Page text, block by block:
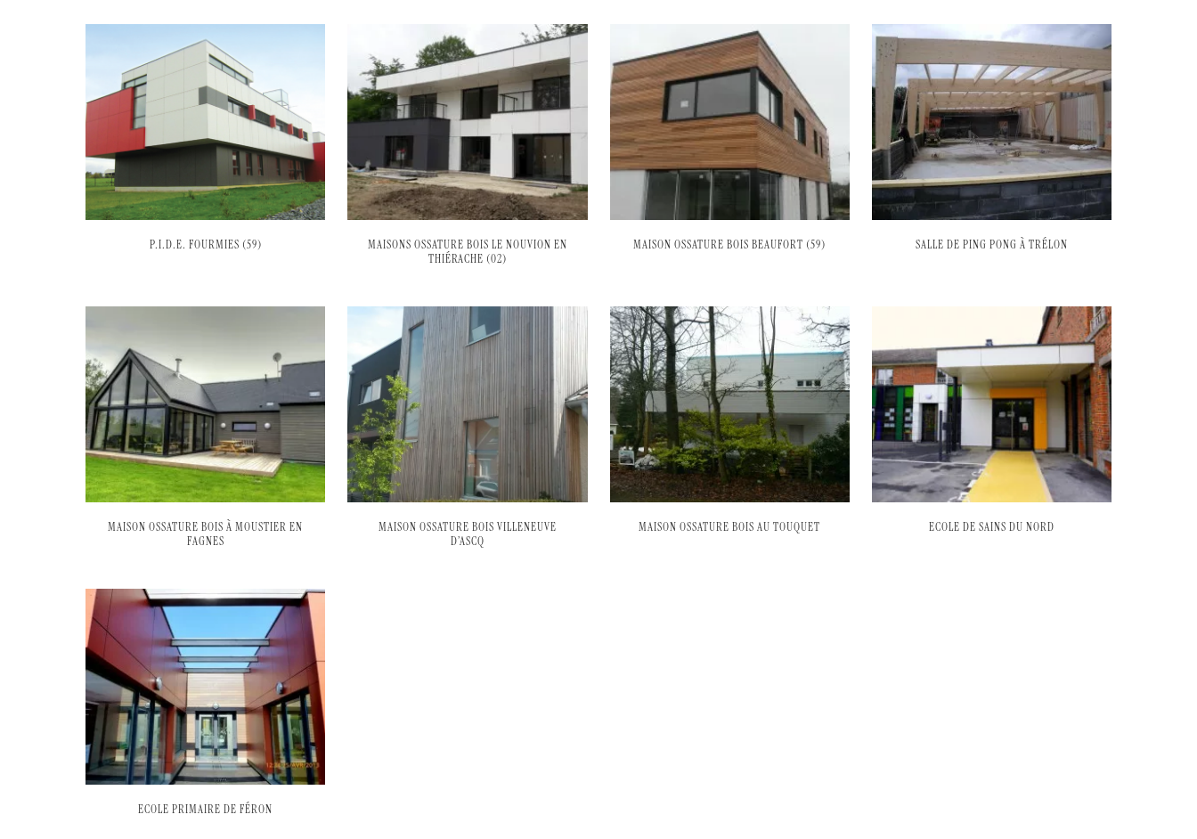
P.I.D.E. FOURMIES (59)
MAISONS OSSATURE BOIS LE NOUVION EN
THIÉRACHE (02)
MAISON OSSATURE BOIS BEAUFORT (59) SALLE DE PING PONG À TRÉLON
MAISON OSSATURE BOIS À MOUSTIER EN
FAGNES
MAISON OSSATURE BOIS VILLENEUVE
D’ASCQ
MAISON OSSATURE BOIS AU TOUQUET ECOLE DE SAINS DU NORD
ECOLE PRIMAIRE DE FÉRON